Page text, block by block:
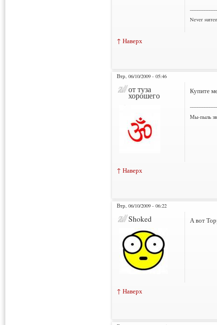
Never
↑ Наверх
Втр, 06/10/2009 - 05:46
от туза
хорошего Купите
Мы-пыль
↑ Наверх
Втр, 06/10/2009 - 06:22
Shoked А вот
↑ Наверх